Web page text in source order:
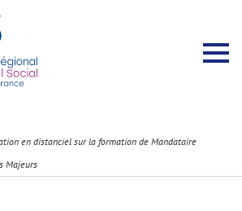
en distanciel sur la formation de Mandataire
Majeurs